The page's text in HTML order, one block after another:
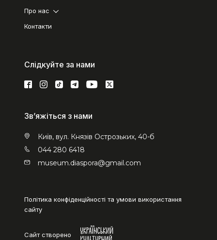
Про нас
Контакти
Слідкуйте за нами
Зв’яжіться з нами
Київ, вул. Князів Острозьких, 40-б
044 280 6418
museum.diaspora@gmail.com
Сайт створено
Політика конфіденційності та умови використання
сайту